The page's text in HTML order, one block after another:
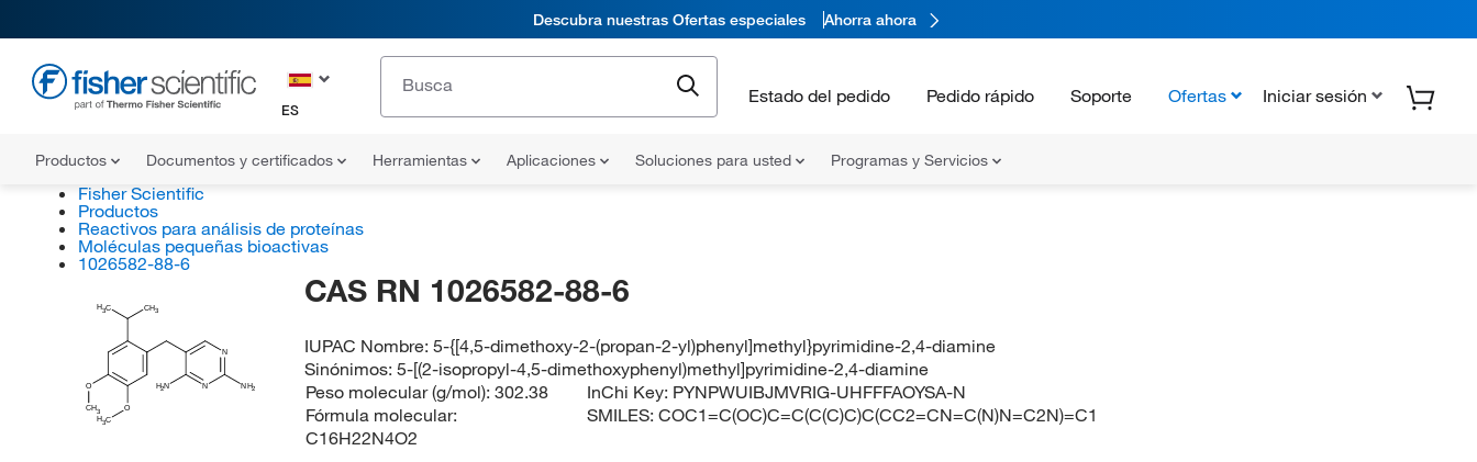
Descubra nuestras Ofertas especiales Ahorra ahora
ES
Estado del pedido Pedido rápido Soporte Ofertas Iniciar sesión
Productos Documentos y certificados Herramientas Aplicaciones Soluciones para usted Programas y Servicios
Fisher Scientific
Productos
Reactivos para análisis de proteínas
Moléculas pequeñas bioactivas
1026582-88-6
H3C CH3
N
N
H2N NH2
O
H3C
O
CH3
CAS RN 1026582-88-6
IUPAC Nombre:5-{[4,5-dimethoxy-2-(propan-2-yl)phenyl]methyl}pyrimidine-2,4-diamine
Sinónimos:5-[(2-isopropyl-4,5-dimethoxyphenyl)methyl]pyrimidine-2,4-diamine
Peso molecular (g/mol): 302.38
Fórmula molecular:
C16H22N4O2
InChi Key: PYNPWUIBJMVRIG-UHFFFAOYSA-N
SMILES:COC1=C(OC)C=C(C(C)C)C(CC2=CN=C(N)N=C2N)=C1